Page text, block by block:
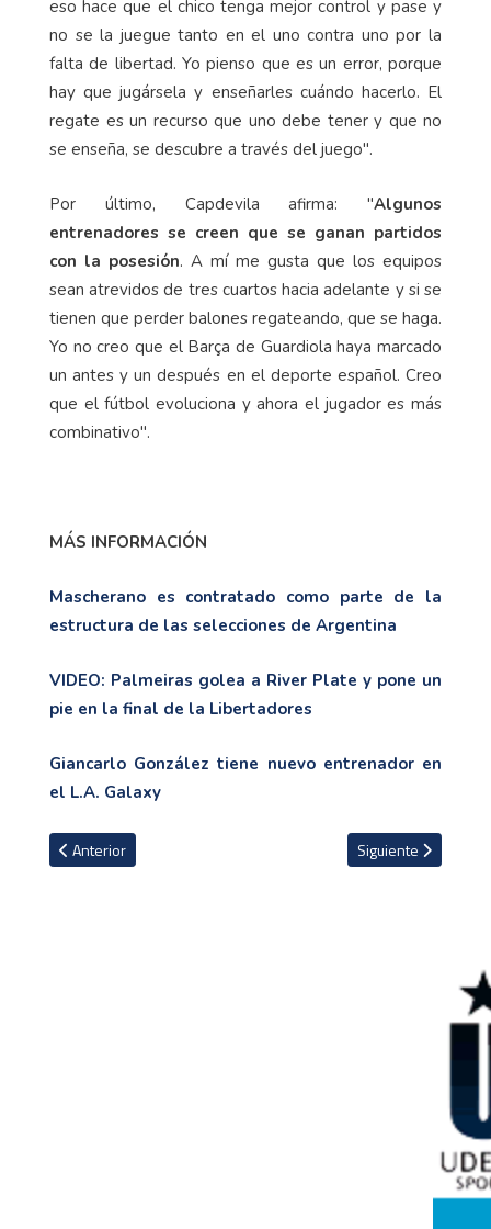
eso hace que el chico tenga mejor control y pase y
no se la juegue tanto en el uno contra uno por la
falta de libertad. Yo pienso que es un error, porque
hay que jugársela y enseñarles cuándo hacerlo. El
regate es un recurso que uno debe tener y que no
se enseña, se descubre a través del juego".
Por último, Capdevila afirma: "Algunos
entrenadores se creen que se ganan partidos
con la posesión. A mí me gusta que los equipos
sean atrevidos de tres cuartos hacia adelante y si se
tienen que perder balones regateando, que se haga.
Yo no creo que el Barça de Guardiola haya marcado
un antes y un después en el deporte español. Creo
que el fútbol evoluciona y ahora el jugador es más
combinativo".
MÁS INFORMACIÓN
Mascherano es contratado como parte de la
estructura de las selecciones de Argentina
VIDEO: Palmeiras golea a River Plate y pone un
pie en la final de la Libertadores
Giancarlo González tiene nuevo entrenador en
el L.A. Galaxy
Artículo anterior: La Premier League registró 40 casos de
Anterior Artículo siguiente:
Siguiente